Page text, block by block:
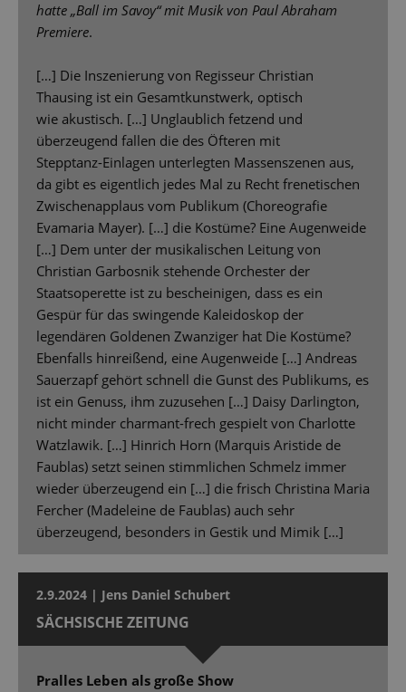
hatte „Ball im Savoy“ mit Musik von Paul Abraham
Premiere.
[…] Die Inszenierung von Regisseur Christian
Thausing ist ein Gesamtkunstwerk, optisch
wie akustisch. […] Unglaublich fetzend und
überzeugend fallen die des Öfteren mit
Stepptanz-Einlagen unterlegten Massenszenen aus,
da gibt es eigentlich jedes Mal zu Recht frenetischen
Zwischenapplaus vom Publikum (Choreografie
Evamaria Mayer). […] die Kostüme? Eine Augenweide
[…] Dem unter der musikalischen Leitung von
Christian Garbosnik stehende Orchester der
Staatsoperette ist zu bescheinigen, dass es ein
Gespür für das swingende Kaleidoskop der
legendären Goldenen Zwanziger hat Die Kostüme?
Ebenfalls hinreißend, eine Augenweide […] Andreas
Sauerzapf gehört schnell die Gunst des Publikums, es
ist ein Genuss, ihm zuzusehen […] Daisy Darlington,
nicht minder charmant-frech gespielt von Charlotte
Watzlawik. […] Hinrich Horn (Marquis Aristide de
Faublas) setzt seinen stimmlichen Schmelz immer
wieder überzeugend ein […] die frisch Christina Maria
Fercher (Madeleine de Faublas) auch sehr
überzeugend, besonders in Gestik und Mimik […]
2.9.2024 | Jens Daniel Schubert
SÄCHSISCHE ZEITUNG
Pralles Leben als große Show